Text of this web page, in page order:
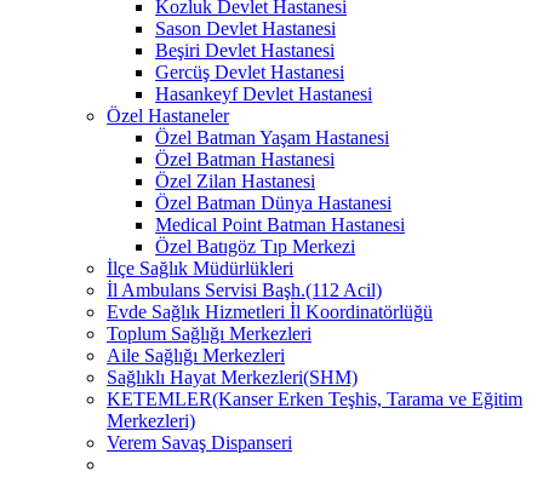
Kozluk Devlet Hastanesi
Sason Devlet Hastanesi
Beşiri Devlet Hastanesi
Gercüş Devlet Hastanesi
Hasankeyf Devlet Hastanesi
Özel Hastaneler
Özel Batman Yaşam Hastanesi
Özel Batman Hastanesi
Özel Zilan Hastanesi
Özel Batman Dünya Hastanesi
Medical Point Batman Hastanesi
Özel Batıgöz Tıp Merkezi
İlçe Sağlık Müdürlükleri
İl Ambulans Servisi Başh.(112 Acil)
Evde Sağlık Hizmetleri İl Koordinatörlüğü
Toplum Sağlığı Merkezleri
Aile Sağlığı Merkezleri
Sağlıklı Hayat Merkezleri(SHM)
KETEMLER(Kanser Erken Teşhis, Tarama ve Eğitim
Merkezleri)
Verem Savaş Dispanseri